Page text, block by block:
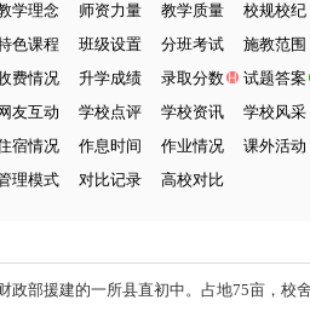
学理念 师资力量 教学质量
校规校纪
色课程 班级设置 分班考试
施教范围
费情况 升学成绩 录取分数
试题答案
网友互动 学校点评 学校资讯
学校风采
宿情况 作息时间 作业情况
课外活动
理模式 对比记录 高校对比
政部援建的一所县直初中。占地75亩，校